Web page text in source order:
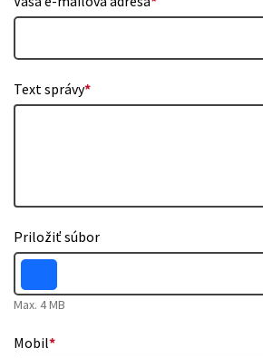
Text správy*
Priložiť súbor
Max. 4 MB
Mobil*